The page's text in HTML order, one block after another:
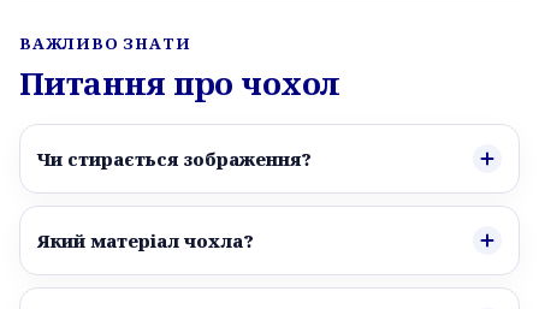
ВАЖЛИВО ЗНАТИ
Питання про чохол
Чи стирається зображення?
Який матеріал чохла?